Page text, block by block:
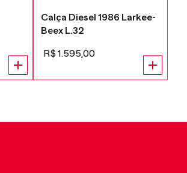
Calça Diesel 1986 Larkee-
Beex L.32
R$ 1.595,00